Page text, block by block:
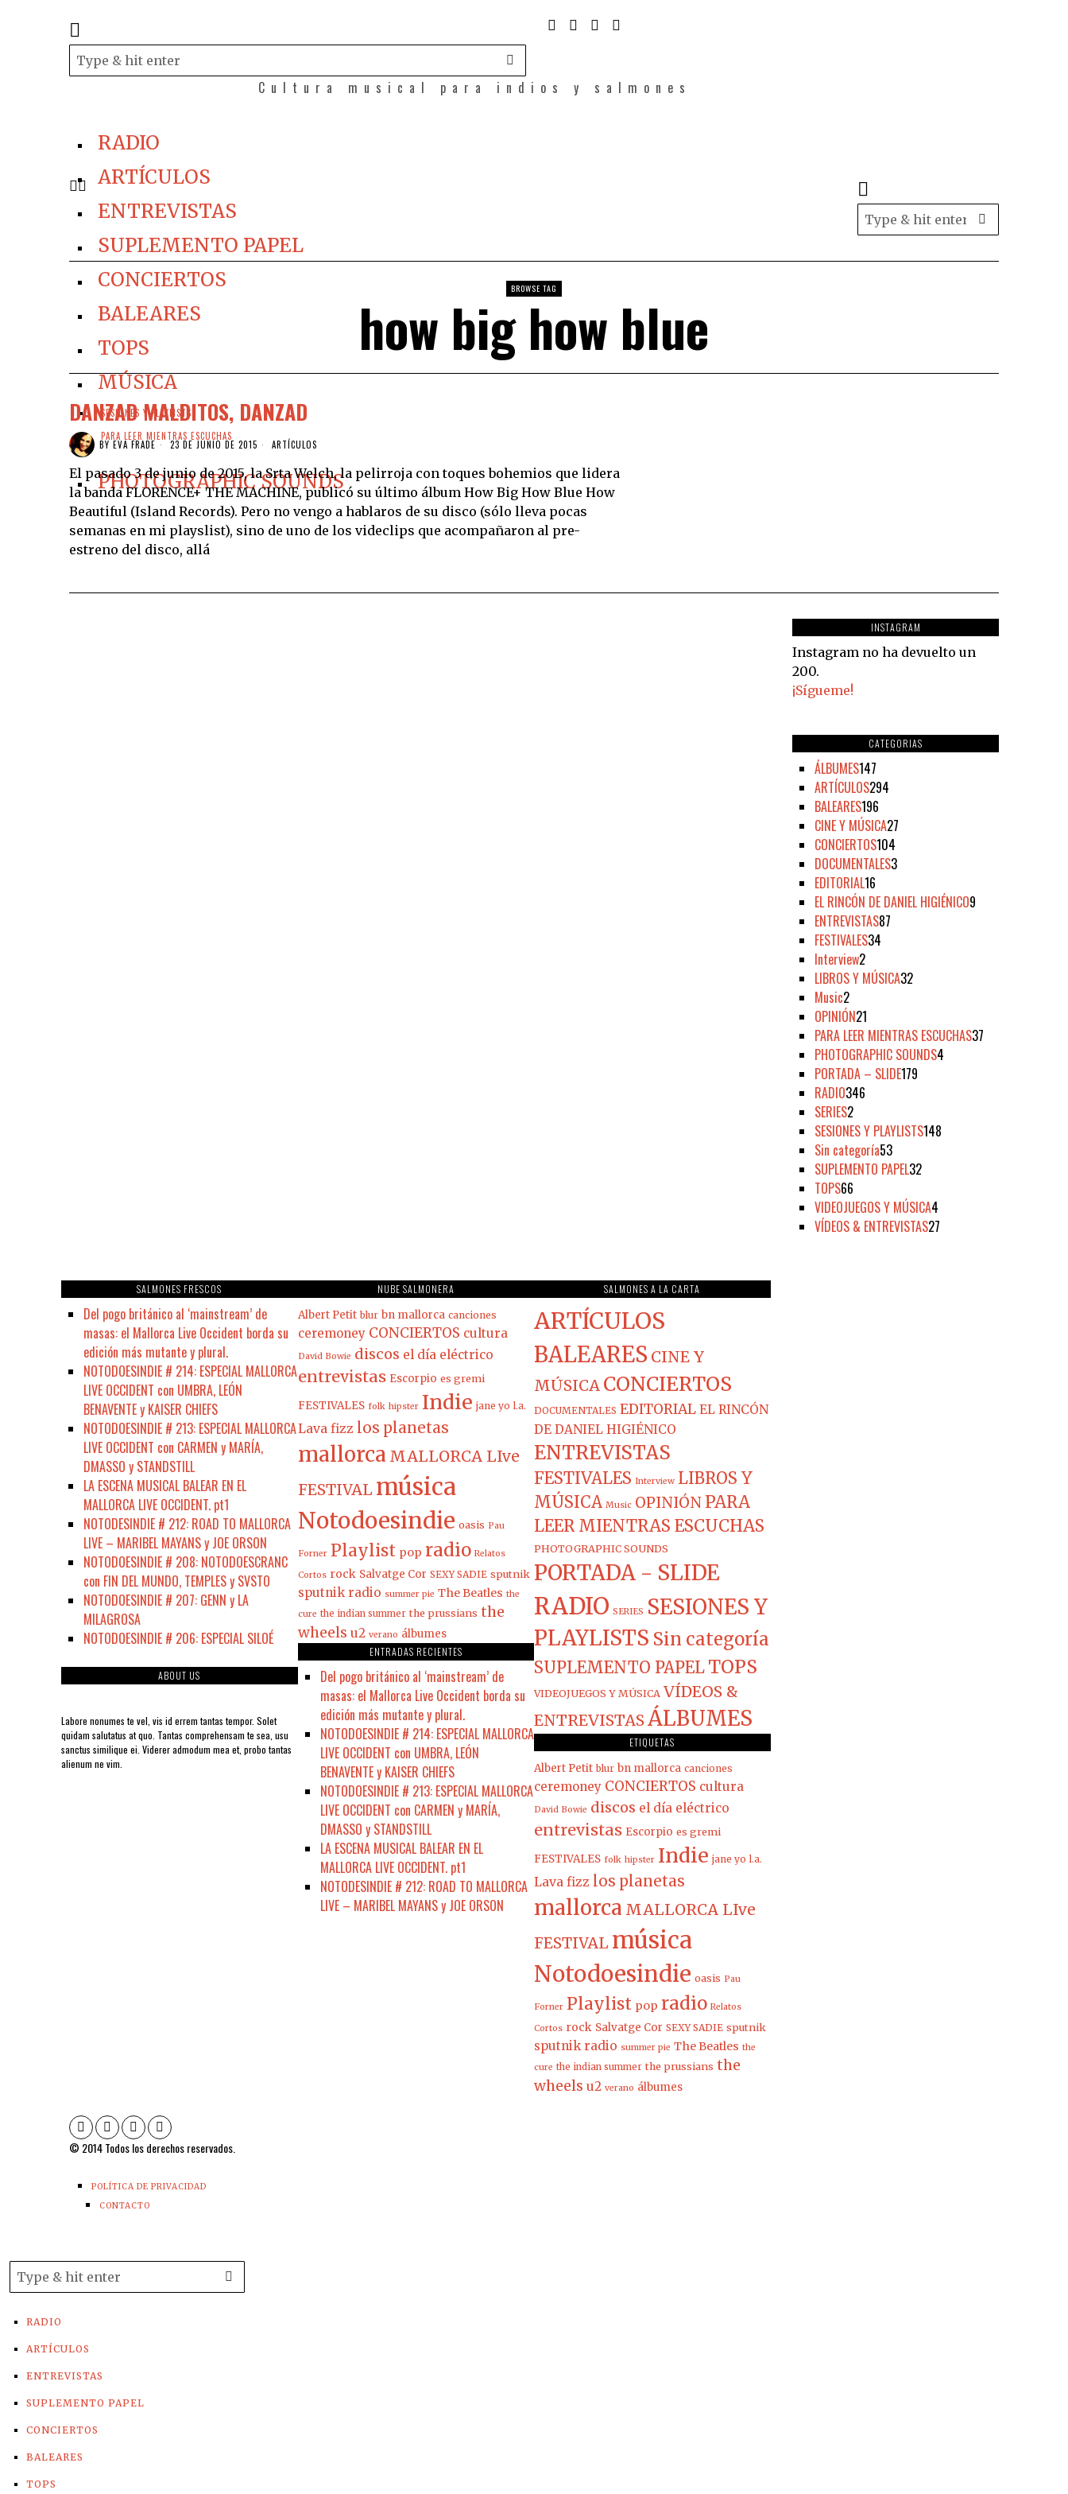
Cultura musical para indios y salmones
RADIO
ARTÍCULOS
ENTREVISTAS
SUPLEMENTO PAPEL
CONCIERTOS
BALEARES
TOPS
MÚSICA
SESIONES Y PLAYLISTS
PARA LEER MIENTRAS ESCUCHAS
PHOTOGRAPHIC SOUNDS
BROWSE TAG
how big how blue
DANZAD MALDITOS, DANZAD
BYEVA FRADE 23 DE JUNIO DE 2015 ARTÍCULOS
El pasado 3 de junio de 2015, la Srta Welch, la pelirroja con toques bohemios que lidera
la banda FLORENCE+ THE MACHINE, publicó su último álbum How Big How Blue How
Beautiful (Island Records). Pero no vengo a hablaros de su disco (sólo lleva pocas
semanas en mi playslist), sino de uno de los videclips que acompañaron al pre-
estreno del disco, allá
INSTAGRAM
Instagram no ha devuelto un
200.
¡Sígueme!
CATEGORIAS
ÁLBUMES147
ARTÍCULOS294
BALEARES196
CINE Y MÚSICA27
CONCIERTOS104
DOCUMENTALES3
EDITORIAL16
EL RINCÓN DE DANIEL HIGIÉNICO9
ENTREVISTAS87
FESTIVALES34
Interview2
LIBROS Y MÚSICA32
Music2
OPINIÓN21
PARA LEER MIENTRAS ESCUCHAS37
PHOTOGRAPHIC SOUNDS4
PORTADA – SLIDE179
RADIO346
SERIES2
SESIONES Y PLAYLISTS148
Sin categoría53
SUPLEMENTO PAPEL32
TOPS66
VIDEOJUEGOS Y MÚSICA4
VÍDEOS & ENTREVISTAS27
SALMONES FRESCOS
Del pogo británico al ‘mainstream’ de
masas: el Mallorca Live Occident borda su
edición más mutante y plural.
NOTODOESINDIE # 214: ESPECIAL MALLORCA
LIVE OCCIDENT con UMBRA, LEÓN
BENAVENTE y KAISER CHIEFS
NOTODOESINDIE # 213: ESPECIAL MALLORCA
LIVE OCCIDENT con CARMEN y MARÍA,
DMASSO y STANDSTILL
LA ESCENA MUSICAL BALEAR EN EL
MALLORCA LIVE OCCIDENT. pt1
NOTODESINDIE # 212: ROAD TO MALLORCA
LIVE – MARIBEL MAYANS y JOE ORSON
NOTODOESINDIE # 208: NOTODOESCRANC
con FIN DEL MUNDO, TEMPLES y SVSTO
NOTODOESINDIE # 207: GENN y LA
MILAGROSA
NOTODOESINDIE # 206: ESPECIAL SILOÉ
ABOUT US
Labore nonumes te vel, vis id errem tantas tempor. Solet
quidam salutatus at quo. Tantas comprehensam te sea, usu
sanctus similique ei. Viderer admodum mea et, probo tantas
alienum ne vim.
NUBE SALMONERA
Albert Petit blur bn mallorca canciones
ceremoney CONCIERTOS cultura
David Bowie discos el día eléctrico
entrevistas Escorpio es gremi
FESTIVALES folk hipster Indie jane yo l.a.
Lava fizz los planetas
mallorca MALLORCA LIve
FESTIVAL música
Notodoesindie oasis Pau
Forner Playlist pop radio Relatos
Cortos rock Salvatge Cor SEXY SADIE sputnik
sputnik radio summer pie The Beatles the
cure the indian summer the prussians the
wheels u2 verano álbumes
ENTRADAS RECIENTES
Del pogo británico al ‘mainstream’ de
masas: el Mallorca Live Occident borda su
edición más mutante y plural.
NOTODOESINDIE # 214: ESPECIAL MALLORCA
LIVE OCCIDENT con UMBRA, LEÓN
BENAVENTE y KAISER CHIEFS
NOTODOESINDIE # 213: ESPECIAL MALLORCA
LIVE OCCIDENT con CARMEN y MARÍA,
DMASSO y STANDSTILL
LA ESCENA MUSICAL BALEAR EN EL
MALLORCA LIVE OCCIDENT. pt1
NOTODESINDIE # 212: ROAD TO MALLORCA
LIVE – MARIBEL MAYANS y JOE ORSON
SALMONES A LA CARTA
ARTÍCULOS
BALEARES CINE Y
MÚSICA CONCIERTOS
DOCUMENTALES EDITORIAL EL RINCÓN
DE DANIEL HIGIÉNICO
ENTREVISTAS
FESTIVALES Interview LIBROS Y
MÚSICA Music OPINIÓN PARA
LEER MIENTRAS ESCUCHAS
PHOTOGRAPHIC SOUNDS
PORTADA - SLIDE
RADIO SERIES SESIONES Y
PLAYLISTS Sin categoría
SUPLEMENTO PAPEL TOPS
VIDEOJUEGOS Y MÚSICA VÍDEOS &
ENTREVISTASÁLBUMES
ETIQUETAS
Albert Petit blur bn mallorca canciones
ceremoney CONCIERTOS cultura
David Bowie discos el día eléctrico
entrevistas Escorpio es gremi
FESTIVALES folk hipster Indie jane yo l.a.
Lava fizz los planetas
mallorca MALLORCA LIve
FESTIVAL música
Notodoesindie oasis Pau
Forner Playlist pop radio Relatos
Cortos rock Salvatge Cor SEXY SADIE sputnik
sputnik radio summer pie The Beatles the
cure the indian summer the prussians the
wheels u2 verano álbumes
© 2014 Todos los derechos reservados.
POLÍTICA DE PRIVACIDAD
CONTACTO
RADIO
ARTÍCULOS
ENTREVISTAS
SUPLEMENTO PAPEL
CONCIERTOS
BALEARES
TOPS